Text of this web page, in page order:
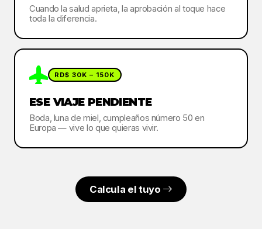
Cuando la salud aprieta, la aprobación al toque hace
toda la diferencia.
RD$ 30K – 150K
ESE VIAJE PENDIENTE
Boda, luna de miel, cumpleaños número 50 en
Europa — vive lo que quieras vivir.
Calcula el tuyo